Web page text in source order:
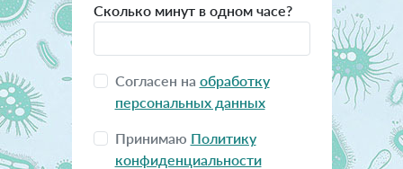
Сколько минут в одном часе?
Согласен на обработку
персональных данных
Принимаю Политику
конфиденциальности